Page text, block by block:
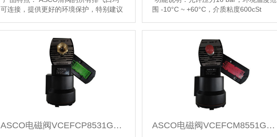
可连接，提供更好的环境保护，特别建议
品加工领域的应用。该ASCO阀门提供环
境保护，防止液体、灰尘或任何有害物质
进入其他异物（环保建筑）
*功能说明：工作压差2 —
10bar（1bar=100kpa ），流量（QV在
6bar ）1100l/min（ANR ）
*阀体材质：不锈钢
围 -10°C ~ +60°C，介质粘度600cSt
*阀体材质：AISI 316L
ASCO电磁阀VCEFCP8531G401MO ASCO电磁阀VCEFCM8551G305MO